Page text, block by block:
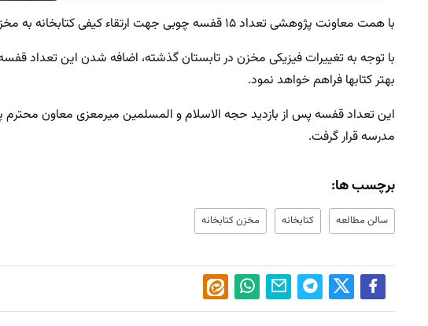
با همت معاونت پژوهشی تعداد ۱۵ قفسه چوبی جهت ارتقاء کیفی کتابخانه به مخزن کتابخانه اضافه گردید.
با توجه به تغییرات فیزیکی مخزن در تابستان گذشته، اضافه شدن این تعداد
بهتر کتابها فراهم خواهد نمود.
این تعداد قفسه پس از بازدید حجه الاسلام و المسلمین میرمعزی معاون محترم
مدرسه قرار گرفت.
برچسب ها:
سالن مطالعه کتابخانه مخزن کتابخانه